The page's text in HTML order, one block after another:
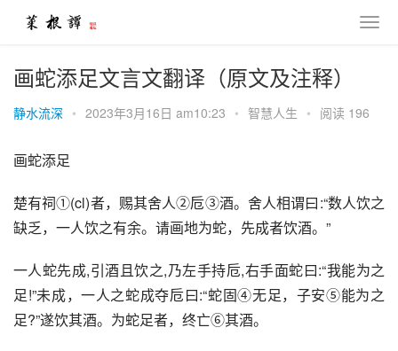
画蛇添足文言文翻译（原文及注释）
静水流深 • 2023年3月16日 am10:23 • 智慧人生 • 阅读 196
画蛇添足
楚有祠①(cl)者，赐其舍人②卮③酒。舍人相谓曰:“数人饮之
缺乏，一人饮之有余。请画地为蛇，先成者饮酒。”
一人蛇先成,引酒且饮之,乃左手持卮,右手面蛇曰:“我能为之
足!”未成，一人之蛇成夺卮曰:“蛇固④无足，子安⑤能为之
足?”遂饮其酒。为蛇足者，终亡⑥其酒。